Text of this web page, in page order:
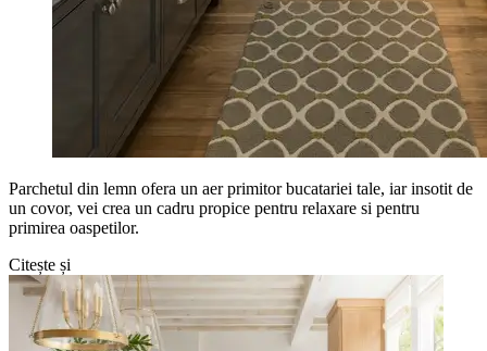
Parchetul din lemn ofera un aer primitor bucatariei tale, iar insotit de
un covor, vei crea un cadru propice pentru relaxare si pentru
primirea oaspetilor.
Citește și